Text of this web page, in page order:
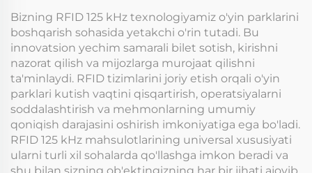
Bizning RFID 125 kHz texnologiyamiz o'yin parklarini
boshqarish sohasida yetakchi o'rin tutadi. Bu
innovatsion yechim samarali bilet sotish, kirishni
nazorat qilish va mijozlarga murojaat qilishni
ta'minlaydi. RFID tizimlarini joriy etish orqali o'yin
parklari kutish vaqtini qisqartirish, operatsiyalarni
soddalashtirish va mehmonlarning umumiy
qoniqish darajasini oshirish imkoniyatiga ega bo'ladi.
RFID 125 kHz mahsulotlarining universal xususiyati
ularni turli xil sohalarda qo'llashga imkon beradi va